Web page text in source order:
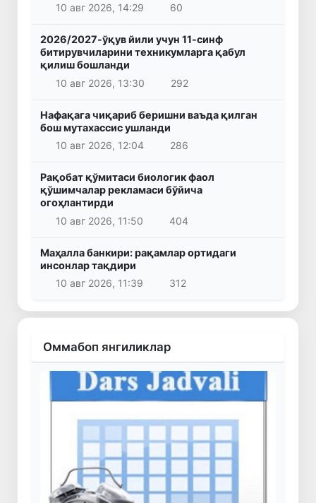
10 авг 2026, 14:29
60
2026/2027-ўқув йили учун 11-синф
битирувчиларини техникумларга қабул
қилиш бошланди
10 авг 2026, 13:30
292
Нафақага чиқариб беришни ваъда қилган
бош мутахассис ушланди
10 авг 2026, 12:04
286
Рақобат қўмитаси биологик фаол
қўшимчалар рекламаси бўйича
огоҳлантирди
10 авг 2026, 11:50
404
Маҳалла банкири: рақамлар ортидаги
инсонлар тақдири
10 авг 2026, 11:39
312
Оммабоп янгиликлар